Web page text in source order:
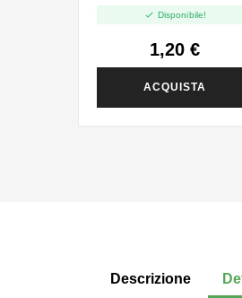
 Disponibile!
1,20 €
ACQUISTA
Descrizione